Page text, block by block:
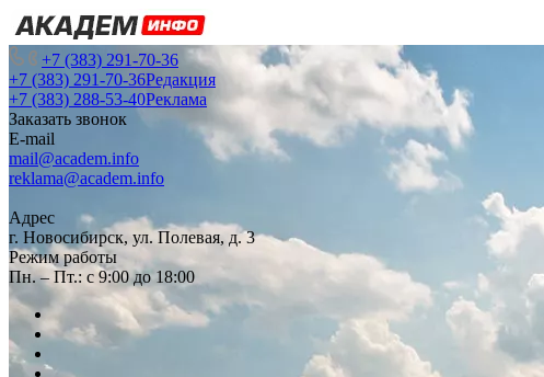
+7 (383) 291-70-36
+7 (383) 291-70-36Редакция
+7 (383) 288-53-40Реклама
Заказать звонок
E-mail
mail@academ.info
reklama@academ.info
Адрес
г. Новосибирск, ул. Полевая, д. 3
Режим работы
Пн. – Пт.: с 9:00 до 18:00